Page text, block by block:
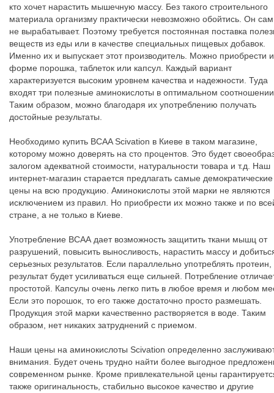
кто хочет нарастить мышечную массу. Без такого строительного
материала организму практически невозможно обойтись. Он сам
не вырабатывает. Поэтому требуется постоянная поставка
веществ из еды или в качестве специальных пищевых добавок.
Именно их и выпускает этот производитель. Можно приобрести
форме порошка, таблеток или капсул. Каждый вариант
характеризуется высоким уровнем качества и надежности. Туда
входят три полезные аминокислоты в оптимальном
Таким образом, можно благодаря их употреблению получать
достойные результаты.
Необходимо купить BCAA Scivation в Киеве в таком магазине,
которому можно доверять на сто процентов. Это будет
залогом адекватной стоимости, натуральности товара и т.д. Наш
интернет-магазин старается предлагать самые демократические
цены на всю продукцию. Аминокислоты этой марки не являются
исключением из правил. Но приобрести их можно также и по
стране, а не только в Киеве.
Употребление ВСАА дает возможность защитить ткани мышц от
разрушений, повысить выносливость, нарастить массу и
серьезных результатов. Если параллельно употреблять протеин,
результат будет усиливаться еще сильней. Потребление
простотой. Капсулы очень легко пить в любое время и любом
Если это порошок, то его также достаточно просто размешать.
Продукция этой марки качественно растворяется в воде. Таким
образом, нет никаких затруднений с приемом.
Наши цены на аминокислоты Scivation определенно
внимания. Будет очень трудно найти более выгодное
современном рынке. Кроме привлекательной цены
также оригинальность, стабильно высокое качество и другие